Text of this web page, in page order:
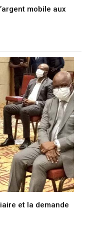
mobile aux
et la demande